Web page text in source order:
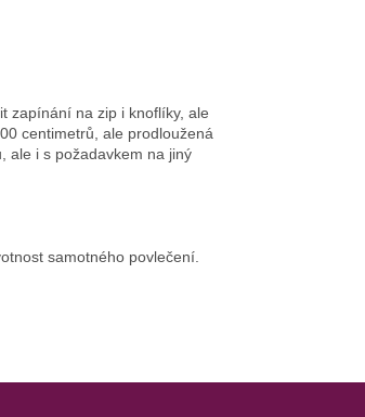
zapínání na zip i knoflíky, ale
centimetrů, ale prodloužená
ale i s požadavkem na jiný
samotného povlečení.